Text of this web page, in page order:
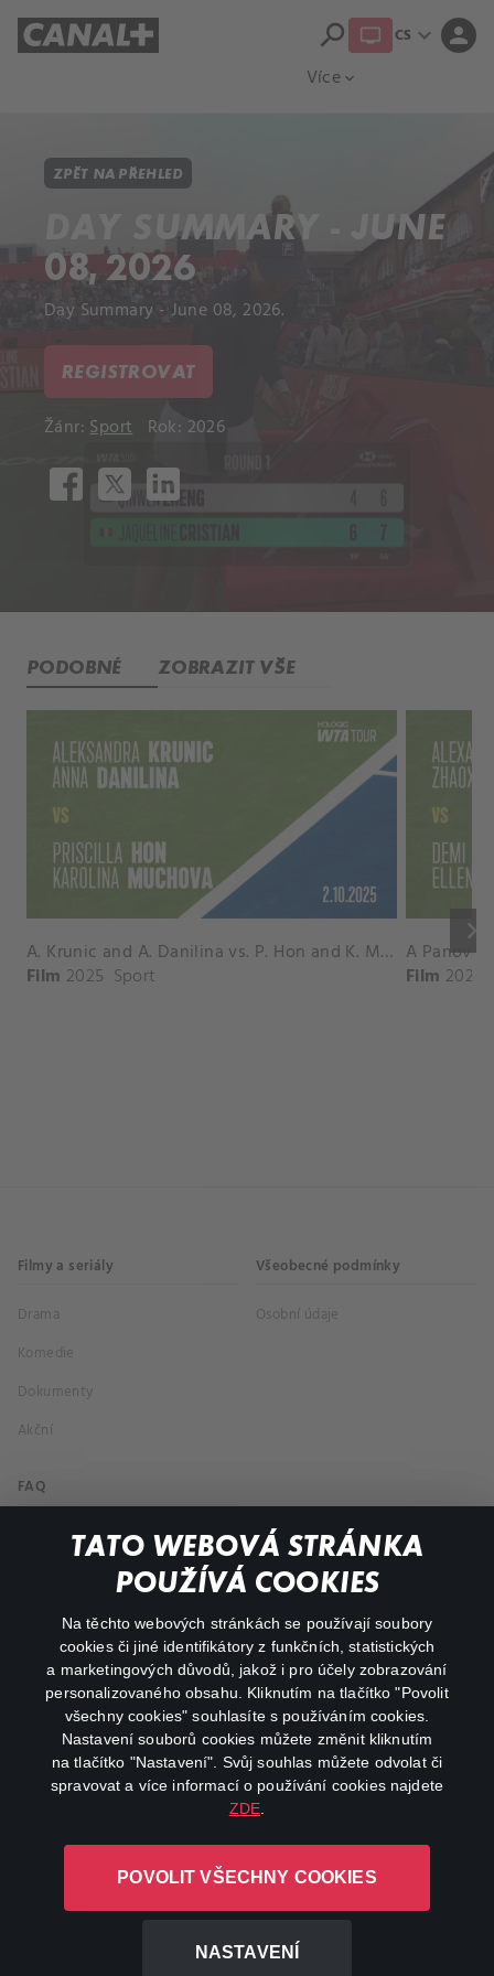
TATO WEBOVÁ STRÁNKA
POUŽÍVÁ COOKIES
Na těchto webových stránkách se používají soubory
cookies či jiné identifikátory z funkčních, statistických
a marketingových důvodů, jakož i pro účely zobrazování
personalizovaného obsahu. Kliknutím na tlačítko "Povolit
všechny cookies" souhlasíte s používáním cookies.
Nastavení souborů cookies můžete změnit kliknutím
na tlačítko "Nastavení". Svůj souhlas můžete odvolat či
spravovat a více informací o používání cookies najdete
ZDE
POVOLIT VŠECHNY COOKIES
NASTAVENÍ
Více expand_more
search CS expand_more person
ZPĚT NA PŘEHLED
DAY SUMMARY - JUNE
08, 2026
Day Summary - June 08, 2026.
REGISTROVAT
Žánr:Sport Rok: 2026
PODOBNÉ ZOBRAZIT VŠE
keyboard_arrow_right
A. Krunic and A. Danilina vs. P. Hon and K. Muchova Match Highlights - BEIJING_Capital Group Diamond ( October 02, 2025)
Film 2025 Sport Film 2026
Filmy a seriály
Drama
Komedie
Dokumenty
Akční
Všeobecné podmínky
Osobní údaje
FAQ
Můj účet
Důležité odkazy
facebookinstagram
youtube
L-1246 Luxembourg R.C.S.